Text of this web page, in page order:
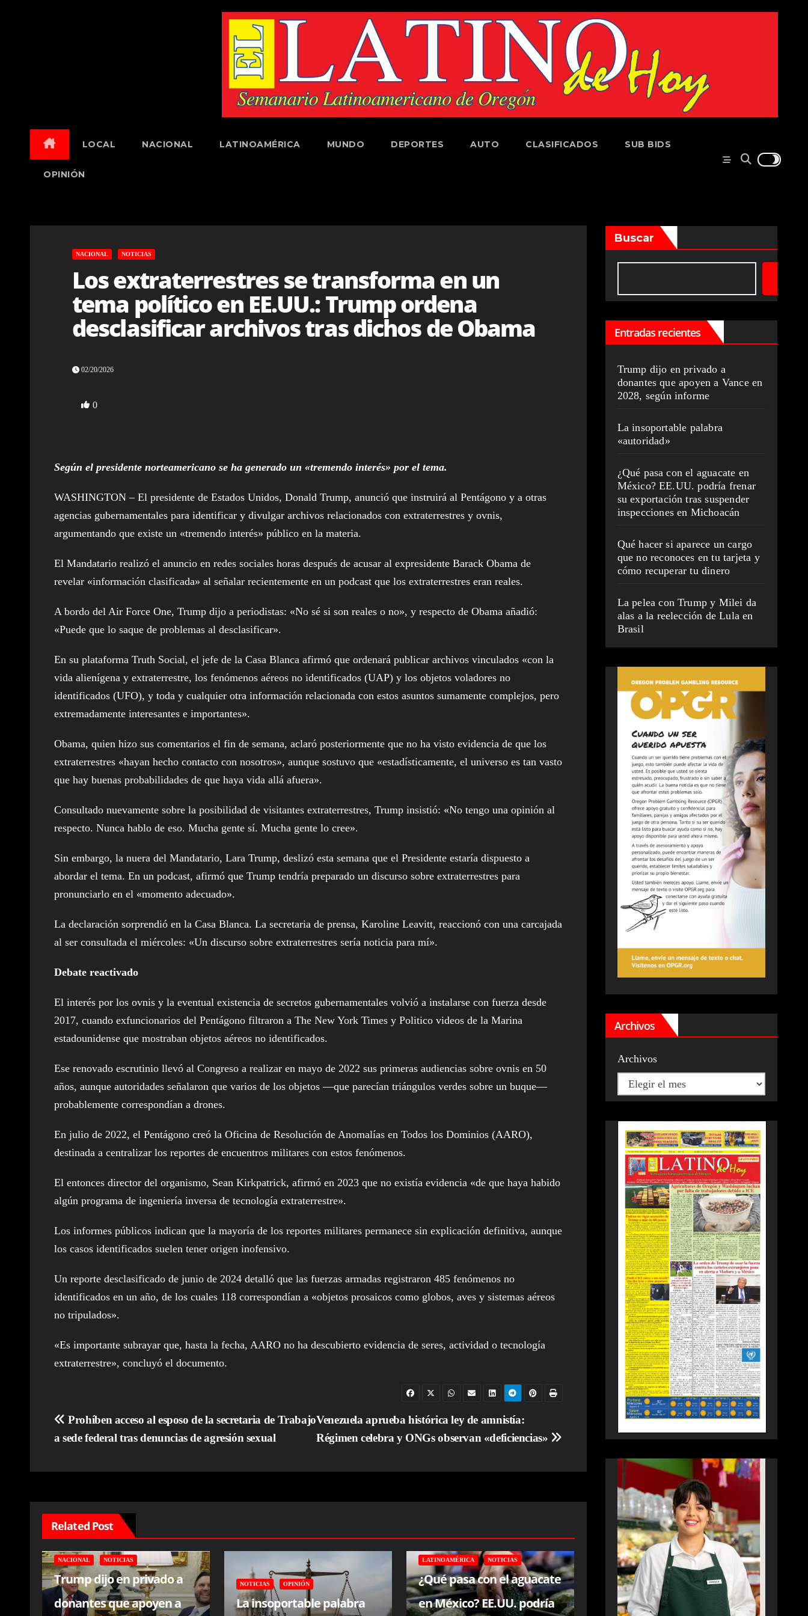
LOCAL NACIONAL LATINOAMÉRICA MUNDO DEPORTES AUTO CLASIFICADOS SUB BIDS
OPINIÓN
NACIONAL NOTICIAS
Los extraterrestres se transforma en un
tema político en EE.UU.: Trump ordena
desclasificar archivos tras dichos de Obama
02/20/2026
0
Según el presidente norteamericano se ha generado un «tremendo interés» por el tema.
WASHINGTON – El presidente de Estados Unidos, Donald Trump, anunció que instruirá al Pentágono y a otras
agencias gubernamentales para identificar y divulgar archivos relacionados con extraterrestres y ovnis,
argumentando que existe un «tremendo interés» público en la materia.
El Mandatario realizó el anuncio en redes sociales horas después de acusar al expresidente Barack Obama de
revelar «información clasificada» al señalar recientemente en un podcast que los extraterrestres eran reales.
A bordo del Air Force One, Trump dijo a periodistas: «No sé si son reales o no», y respecto de Obama añadió:
«Puede que lo saque de problemas al desclasificar».
En su plataforma Truth Social, el jefe de la Casa Blanca afirmó que ordenará publicar archivos vinculados «con la
vida alienígena y extraterrestre, los fenómenos aéreos no identificados (UAP) y los objetos voladores no
identificados (UFO), y toda y cualquier otra información relacionada con estos asuntos sumamente complejos, pero
extremadamente interesantes e importantes».
Obama, quien hizo sus comentarios el fin de semana, aclaró posteriormente que no ha visto evidencia de que los
extraterrestres «hayan hecho contacto con nosotros», aunque sostuvo que «estadísticamente, el universo es tan vasto
que hay buenas probabilidades de que haya vida allá afuera».
Consultado nuevamente sobre la posibilidad de visitantes extraterrestres, Trump insistió: «No tengo una opinión al
respecto. Nunca hablo de eso. Mucha gente sí. Mucha gente lo cree».
Sin embargo, la nuera del Mandatario, Lara Trump, deslizó esta semana que el Presidente estaría dispuesto a
abordar el tema. En un podcast, afirmó que Trump tendría preparado un discurso sobre extraterrestres para
pronunciarlo en el «momento adecuado».
La declaración sorprendió en la Casa Blanca. La secretaria de prensa, Karoline Leavitt, reaccionó con una carcajada
al ser consultada el miércoles: «Un discurso sobre extraterrestres sería noticia para mí».
Debate reactivado
El interés por los ovnis y la eventual existencia de secretos gubernamentales volvió a instalarse con fuerza desde
2017, cuando exfuncionarios del Pentágono filtraron a The New York Times y Politico videos de la Marina
estadounidense que mostraban objetos aéreos no identificados.
Ese renovado escrutinio llevó al Congreso a realizar en mayo de 2022 sus primeras audiencias sobre ovnis en 50
años, aunque autoridades señalaron que varios de los objetos —que parecían triángulos verdes sobre un buque—
probablemente correspondían a drones.
En julio de 2022, el Pentágono creó la Oficina de Resolución de Anomalías en Todos los Dominios (AARO),
destinada a centralizar los reportes de encuentros militares con estos fenómenos.
El entonces director del organismo, Sean Kirkpatrick, afirmó en 2023 que no existía evidencia «de que haya habido
algún programa de ingeniería inversa de tecnología extraterrestre».
Los informes públicos indican que la mayoría de los reportes militares permanece sin explicación definitiva, aunque
los casos identificados suelen tener origen inofensivo.
Un reporte desclasificado de junio de 2024 detalló que las fuerzas armadas registraron 485 fenómenos no
identificados en un año, de los cuales 118 correspondían a «objetos prosaicos como globos, aves y sistemas aéreos
no tripulados».
«Es importante subrayar que, hasta la fecha, AARO no ha descubierto evidencia de seres, actividad o tecnología
extraterrestre», concluyó el documento.
Navegación
de
entradas
Venezuela aprueba histórica ley de amnistía:
Régimen celebra y ONGs observan «deficiencias»
Prohíben acceso al esposo de la secretaria de Trabajo
a sede federal tras denuncias de agresión sexual
Related Post
NACIONAL NOTICIAS
Trump dijo en privado a
donantes que apoyen a
NOTICIAS OPINIÓN
La insoportable palabra
LATINOAMÉRICA NOTICIAS
¿Qué pasa con el aguacate
en México? EE.UU. podría
Buscar
Entradas recientes
Trump dijo en privado a
donantes que apoyen a Vance en
2028, según informe
La insoportable palabra
«autoridad»
¿Qué pasa con el aguacate en
México? EE.UU. podría frenar
su exportación tras suspender
inspecciones en Michoacán
Qué hacer si aparece un cargo
que no reconoces en tu tarjeta y
cómo recuperar tu dinero
La pelea con Trump y Milei da
alas a la reelección de Lula en
Brasil
Archivos
Archivos